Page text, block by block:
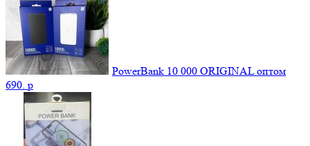
PowerBank 10 000 ORIGINAL оптом
690. p